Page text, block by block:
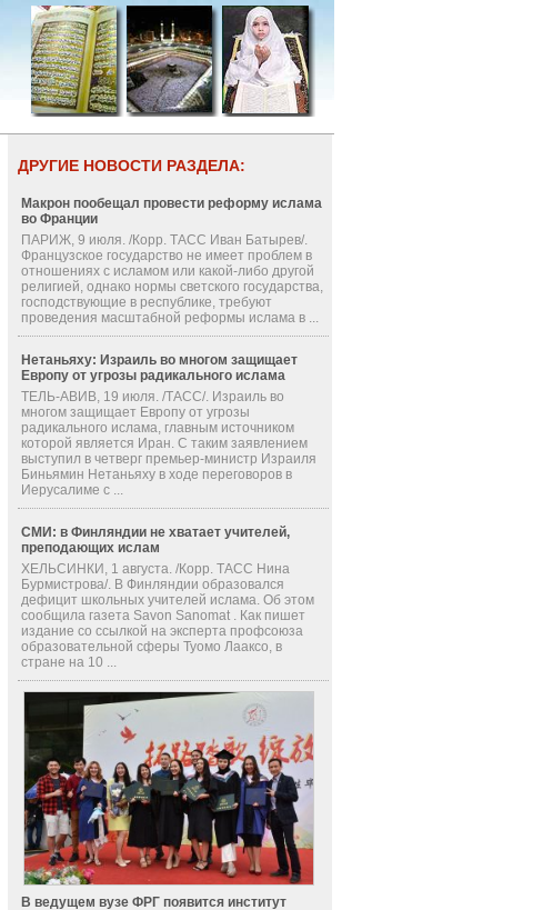
ДРУГИЕ НОВОСТИ РАЗДЕЛА:
Макрон пообещал провести реформу ислама
во Франции
ПАРИЖ, 9 июля. /Корр. ТАСС Иван Батырев/.
Французское государство не имеет проблем в
отношениях с исламом или какой-либо другой
религией, однако нормы светского государства,
господствующие в республике, требуют
проведения масштабной реформы ислама в ...
Нетаньяху: Израиль во многом защищает
Европу от угрозы радикального ислама
ТЕЛЬ-АВИВ, 19 июля. /ТАСС/. Израиль во
многом защищает Европу от угрозы
радикального ислама, главным источником
которой является Иран. С таким заявлением
выступил в четверг премьер-министр Израиля
Биньямин Нетаньяху в ходе переговоров в
Иерусалиме с ...
СМИ: в Финляндии не хватает учителей,
преподающих ислам
ХЕЛЬСИНКИ, 1 августа. /Корр. ТАСС Нина
Бурмистрова/. В Финляндии образовался
дефицит школьных учителей ислама. Об этом
сообщила газета Savon Sanomat . Как пишет
издание со ссылкой на эксперта профсоюза
образовательной сферы Туомо Лааксо, в
стране на 10 ...
В ведущем вузе ФРГ появится институт